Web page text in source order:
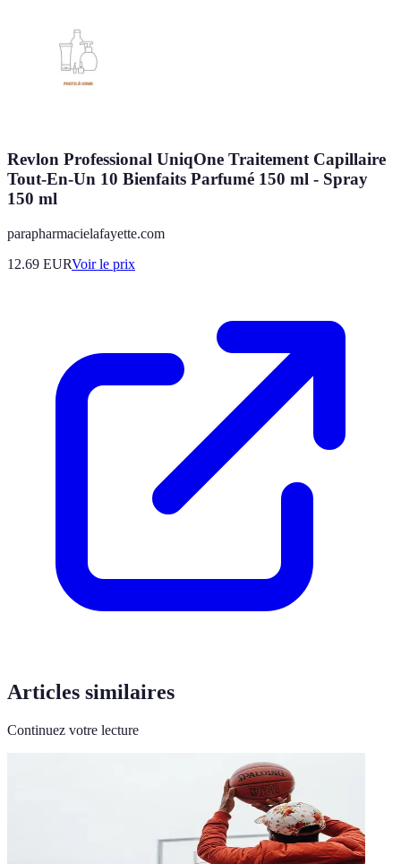
Revlon Professional UniqOne Traitement Capillaire
Tout-En-Un 10 Bienfaits Parfumé 150 ml - Spray
150 ml
parapharmacielafayette.com
12.69 EURVoir le prix
Articles similaires
Continuez votre lecture